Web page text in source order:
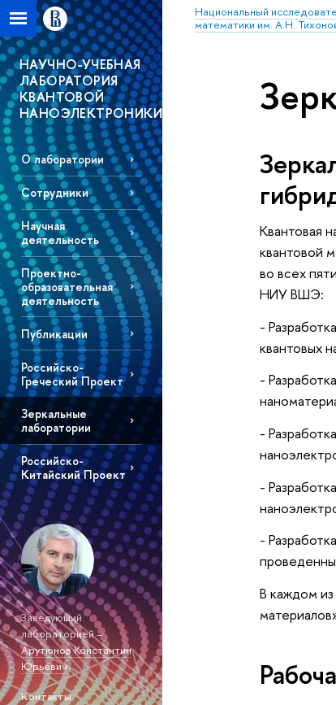
Национальный
математики им. А.Н.
НАУЧНО-УЧЕБНАЯ
ЛАБОРАТОРИЯ
КВАНТОВОЙ
НАНОЭЛЕКТРОНИКИ
О лаборатории
Сотрудники
Научная
деятельность
Проектно-
образовательная
деятельность
Публикации
Российско-
Греческий Проект
Зеркальные
лаборатории
Российско-
Китайский Проект
Заведующий
лабораторией –
Арутюнов Константин
Юрьевич
Контакты
Квантовая
квантовой
во всех
НИУ ВШЭ:
-
квантовых
-
-
-
-
В каждом